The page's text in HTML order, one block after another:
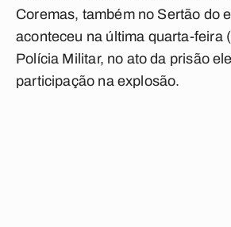
Coremas, também no Sertão do
aconteceu na última quarta-feira
Polícia Militar, no ato da prisão
participação na explosão.